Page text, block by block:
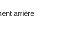
arrière